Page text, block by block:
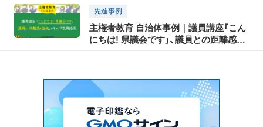
る高校生への「出前講座」
先進事例
主権者教育 自治体事例｜議員講座「こん
にちは! 県議会です」、議員との距離感を